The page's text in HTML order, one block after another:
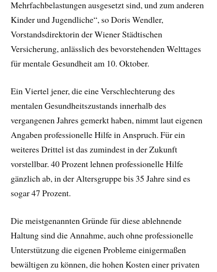
Mehrfachbelastungen ausgesetzt sind, und zum anderen
Kinder und Jugendliche“, so Doris Wendler,
Vorstandsdirektorin der Wiener Städtischen
Versicherung, anlässlich des bevorstehenden Welttages
für mentale Gesundheit am 10. Oktober.
Ein Viertel jener, die eine Verschlechterung des
mentalen Gesundheitszustands innerhalb des
vergangenen Jahres gemerkt haben, nimmt laut eigenen
Angaben professionelle Hilfe in Anspruch. Für ein
weiteres Drittel ist das zumindest in der Zukunft
vorstellbar. 40 Prozent lehnen professionelle Hilfe
gänzlich ab, in der Altersgruppe bis 35 Jahre sind es
sogar 47 Prozent.
Die meistgenannten Gründe für diese ablehnende
Haltung sind die Annahme, auch ohne professionelle
Unterstützung die eigenen Probleme einigermaßen
bewältigen zu können, die hohen Kosten einer privaten